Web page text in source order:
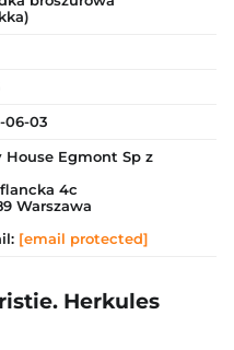
06-03
House Egmont Sp z
4c
Warszawa
[email protected]
Herkules